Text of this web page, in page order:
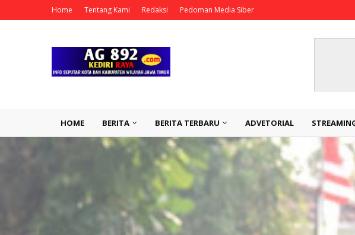
Home Tentang Kami Redaksi Pedoman Media Siber
HOME BERITA BERITA TERBARU ADVETORIAL